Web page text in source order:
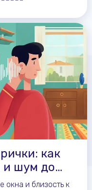
как
и шум до
окна и близость к